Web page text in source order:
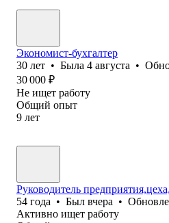
Экономист-бухгалтер
30 лет • Была 4 августа •
30 000 ₽
Не ищет работу
Общий опыт
9 лет
Руководитель
54 года • Был вчера •
Активно ищет работу